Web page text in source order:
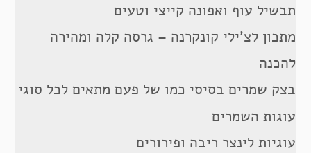
תבשיל עוף ואפונה קייצי וטעים
מתכון לצ’ילי קונקרנה – גרסה קלה ומהירה
להכנה
בצק שמרים בסיסי כמו של פעם מתאים לכל סוגי
עוגות השמרים
עוגיות לינצר ריבה ופירורים